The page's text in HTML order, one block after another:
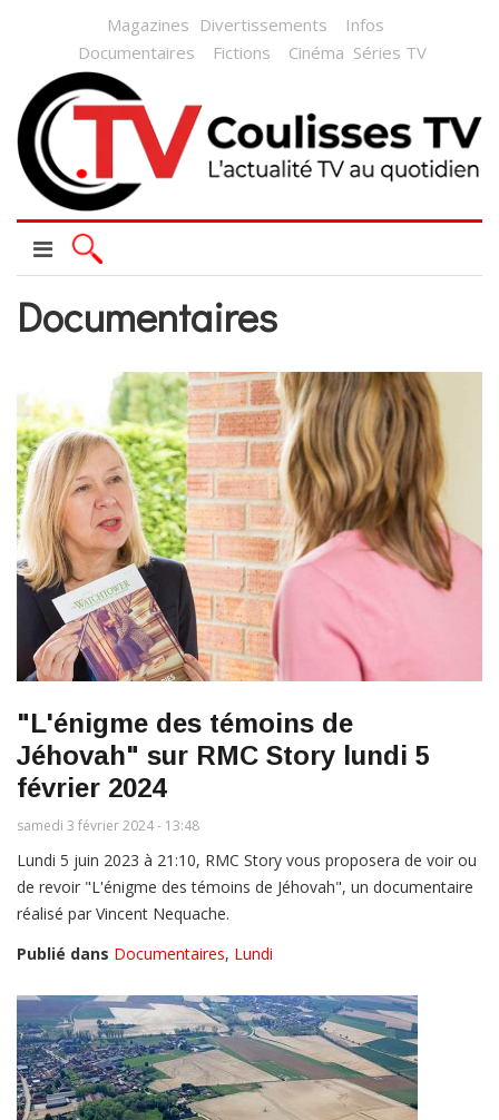
Magazines Divertissements
Infos
Documentaires
Fictions Cinéma Séries TV
Documentaires
"L'énigme des témoins de
Jéhovah" sur RMC Story lundi 5
février 2024
samedi 3 février 2024 - 13:48
Lundi 5 juin 2023 à 21:10, RMC Story vous proposera de voir ou
de revoir "L'énigme des témoins de Jéhovah", un documentaire
réalisé par Vincent Nequache.
Publié dans Documentaires, Lundi